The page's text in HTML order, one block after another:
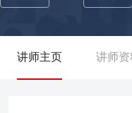
套AI提示词文库，精准匹配
员精准营销，会员复购率
讲师主页 讲师资